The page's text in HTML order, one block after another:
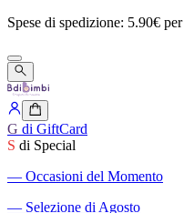
Spese di spedizione: 5.90€ per
G di GiftCard
S di Special
― Occasioni del Momento
― Selezione di Agosto